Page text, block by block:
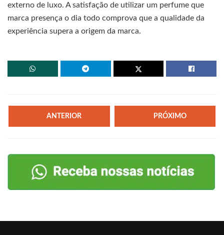
externo de luxo. A satisfação de utilizar um perfume que
marca presença o dia todo comprova que a qualidade da
experiência supera a origem da marca.
ANTERIOR PRÓXIMO